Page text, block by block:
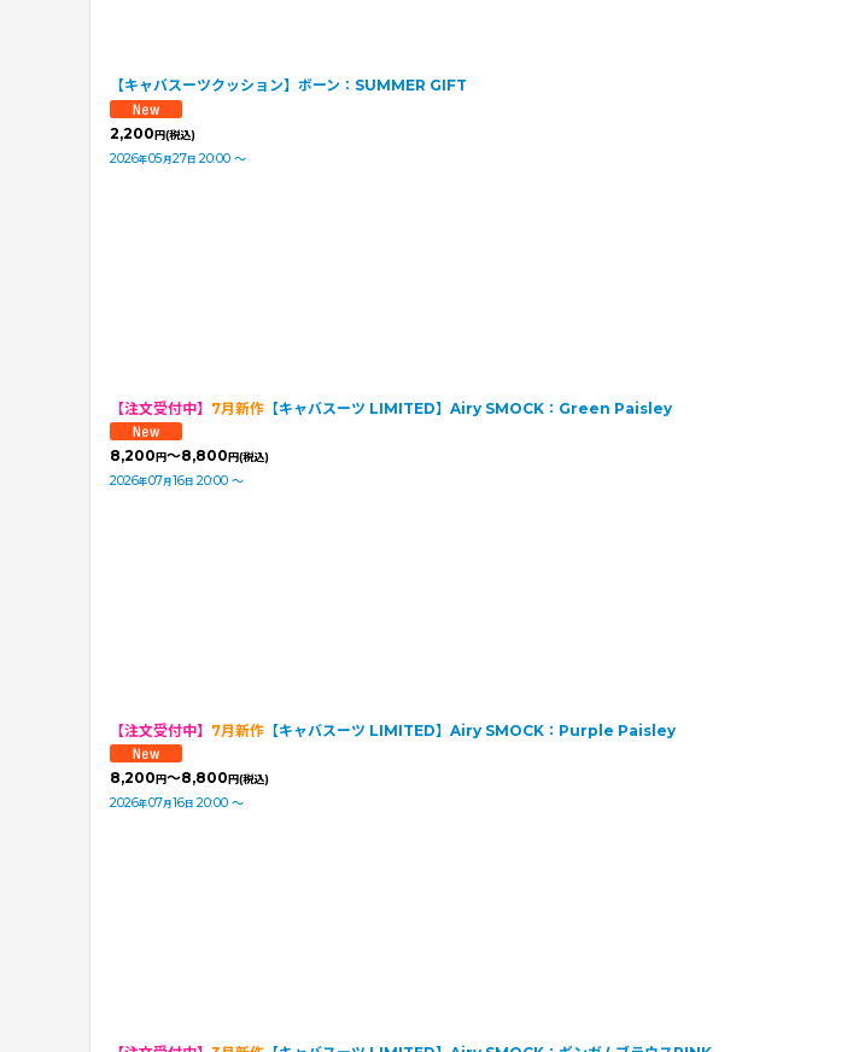
【キャバスーツクッション】ボーン：SUMMER GIFT
2,200円(税込)
2026年05 月27日 20:00 ～
【注文受付中】 7月新作 【キャバスーツ LIMITED】Airy SMOCK：Green Paisley
8,200円～8,800円(税込)
2026年07月16日 20:00 ～
【注文受付中】 7月新作 【キャバスーツ LIMITED】Airy SMOCK：Purple Paisley
8,200円～8,800円(税込)
2026年07月16日 20:00 ～